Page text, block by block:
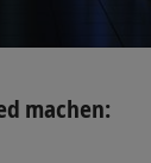
machen: